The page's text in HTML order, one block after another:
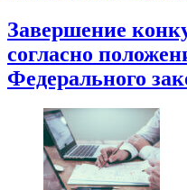
Завершение
согласно
Федерального